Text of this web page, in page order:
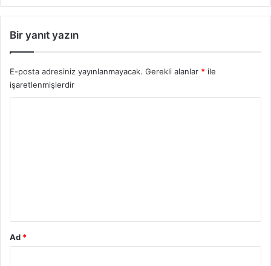
Bir yanıt yazın
E-posta adresiniz yayınlanmayacak. Gerekli alanlar * ile
işaretlenmişlerdir
Ad *